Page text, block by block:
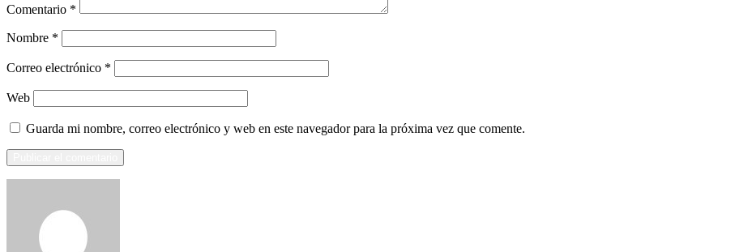
Comentario *
Nombre *
Correo electrónico *
Web
Guarda mi nombre, correo electrónico y web en este navegador para la próxima vez que comente.